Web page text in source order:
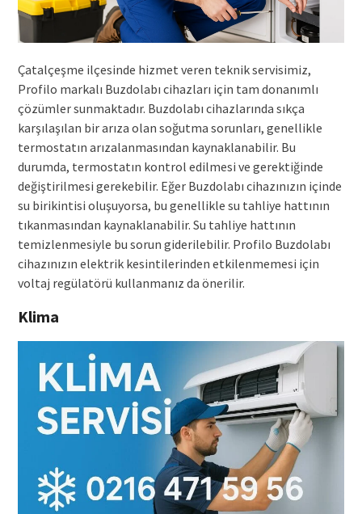
Çatalçeşme ilçesinde hizmet veren teknik servisimiz,
Profilo markalı Buzdolabı cihazları için tam donanımlı
çözümler sunmaktadır. Buzdolabı cihazlarında sıkça
karşılaşılan bir arıza olan soğutma sorunları, genellikle
termostatın arızalanmasından kaynaklanabilir. Bu
durumda, termostatın kontrol edilmesi ve gerektiğinde
değiştirilmesi gerekebilir. Eğer Buzdolabı cihazınızın içinde
su birikintisi oluşuyorsa, bu genellikle su tahliye hattının
tıkanmasından kaynaklanabilir. Su tahliye hattının
temizlenmesiyle bu sorun giderilebilir. Profilo Buzdolabı
cihazınızın elektrik kesintilerinden etkilenmemesi için
voltaj regülatörü kullanmanız da önerilir.
Klima